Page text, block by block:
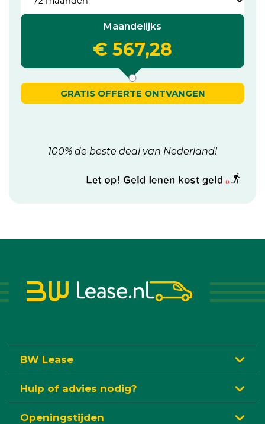
Maandelijks
€ 567,28
GRATIS OFFERTE ONTVANGEN
100% de beste deal van Nederland!
BW Lease
Hulp of advies nodig?
Openingstijden